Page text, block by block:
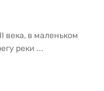
века, в маленьком
реки ...